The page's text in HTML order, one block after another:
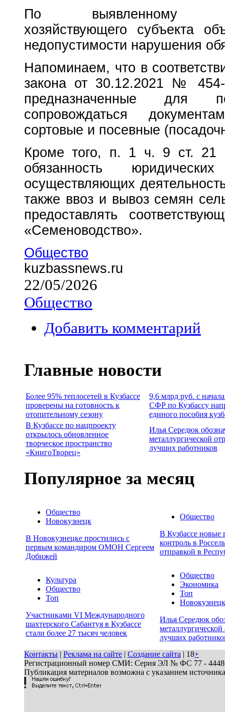
По
хозяйствующего субъекта
недопустимости нарушения
Напоминаем, что в
закона от 30.12.2021 №
предназначенные для
сопровождаться
сортовые и посевные
Кроме того, п. 1 ч. 9 ст. 21
обязанность
осуществляющих
также ввоз и вывоз семян
предоставлять
«Семеноводство».
Общество
kuzbassnews.ru
22/05/2026
Общество
Добавить комментарий
Главные новости
Более 95% теплосетей в Кузбассе
проверены на готовность к
отопительному сезону
9,6 млрд руб. с
СФР по Кузбассу
единого пособия
В Кузбассе по нацпроекту
открылось обновленное
творческое пространство
«КнигоТворец»
Илья Середюк
металлургической
лучших работников
Популярное за месяц
Общество
Новокузнецк
В Новокузнецке простились с
первым командиром ОМОН Сергеем
Добижей
Общество
В Кузбассе новые
контроль в
отправкой в
Культура
Общество
Топ
Участниками VI Международного
шахтерского Сабантуя в Кузбассе
стали более 27 тысяч человек
Общество
Экономика
Топ
Новокузнецк
Илья Середюк
лучших
Контакты | Реклама на сайте | Создание сайта | 18+
Регистрационный номер СМИ: Серия ЭЛ № ФС 77 - 44486
Публикация материалов возможна с указанием